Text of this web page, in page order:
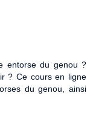
entorse du genou ?
? Ce cours en ligne
du genou, ainsi